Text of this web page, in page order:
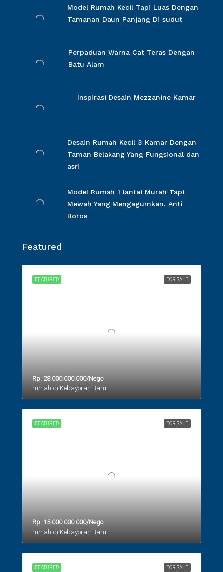
Model Rumah Kecil Tapi Luas Dengan
Tamanan Daun Panjang Di sudut
Perpaduan Warna Cat Teras Dengan
Batu Alam
Inspirasi Desain Mezzanine Kamar
Desain Rumah Kecil 3 Kamar Dengan
Taman Belakang Yang Fungsional dan
asri
Model Rumah 1 lantai Murah Tapi
Mewah Yang Mengagumkan, Anti
Boros
Featured
FOR SALE
FEATURED
Rp. 28.000.000.000/Nego
rumah di Kebayoran Baru
FOR SALE
FEATURED
Rp. 15.000.000.000/Nego
rumah di Kebayoran Baru
FOR SALE
FEATURED